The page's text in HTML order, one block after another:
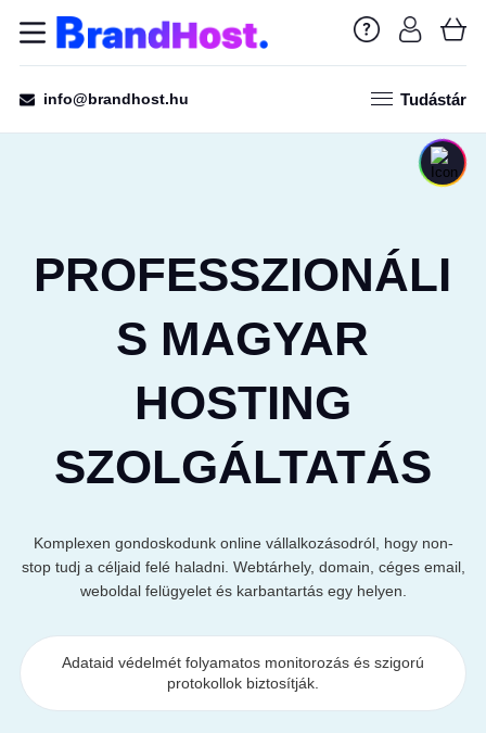
info@brandhost.hu Tudástár
PROFESSZIONÁLI
S MAGYAR
HOSTING
SZOLGÁLTATÁS
Komplexen gondoskodunk online vállalkozásodról, hogy non-
stop tudj a céljaid felé haladni. Webtárhely, domain, céges email,
weboldal felügyelet és karbantartás egy helyen.
Adataid védelmét folyamatos monitorozás és szigorú
protokollok biztosítják.